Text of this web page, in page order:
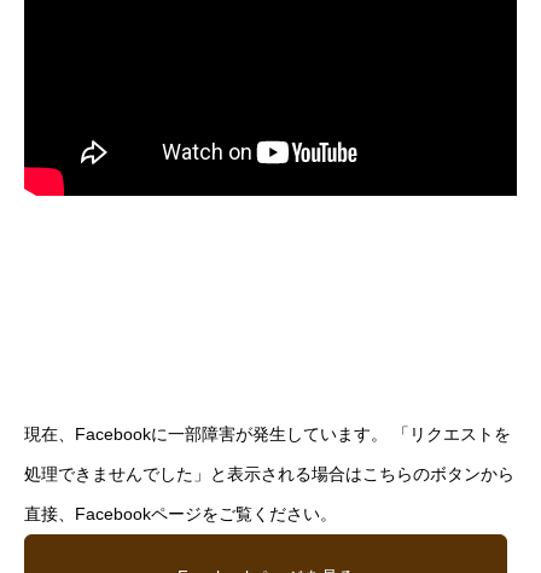
現在、Facebookに一部障害が発生しています。 「リクエストを
処理できませんでした」と表示される場合はこちらのボタンから
直接、Facebookページをご覧ください。